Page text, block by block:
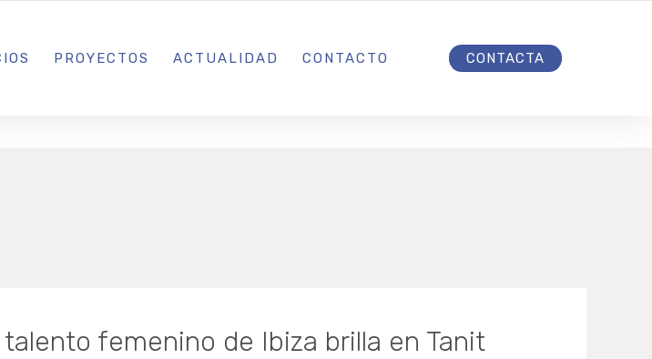
PROYECTOS ACTUALIDAD CONTACTO CONTACTA
talento femenino de Ibiza brilla en Tanit